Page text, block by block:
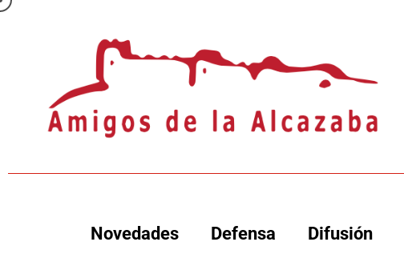
Novedades Defensa Difusión